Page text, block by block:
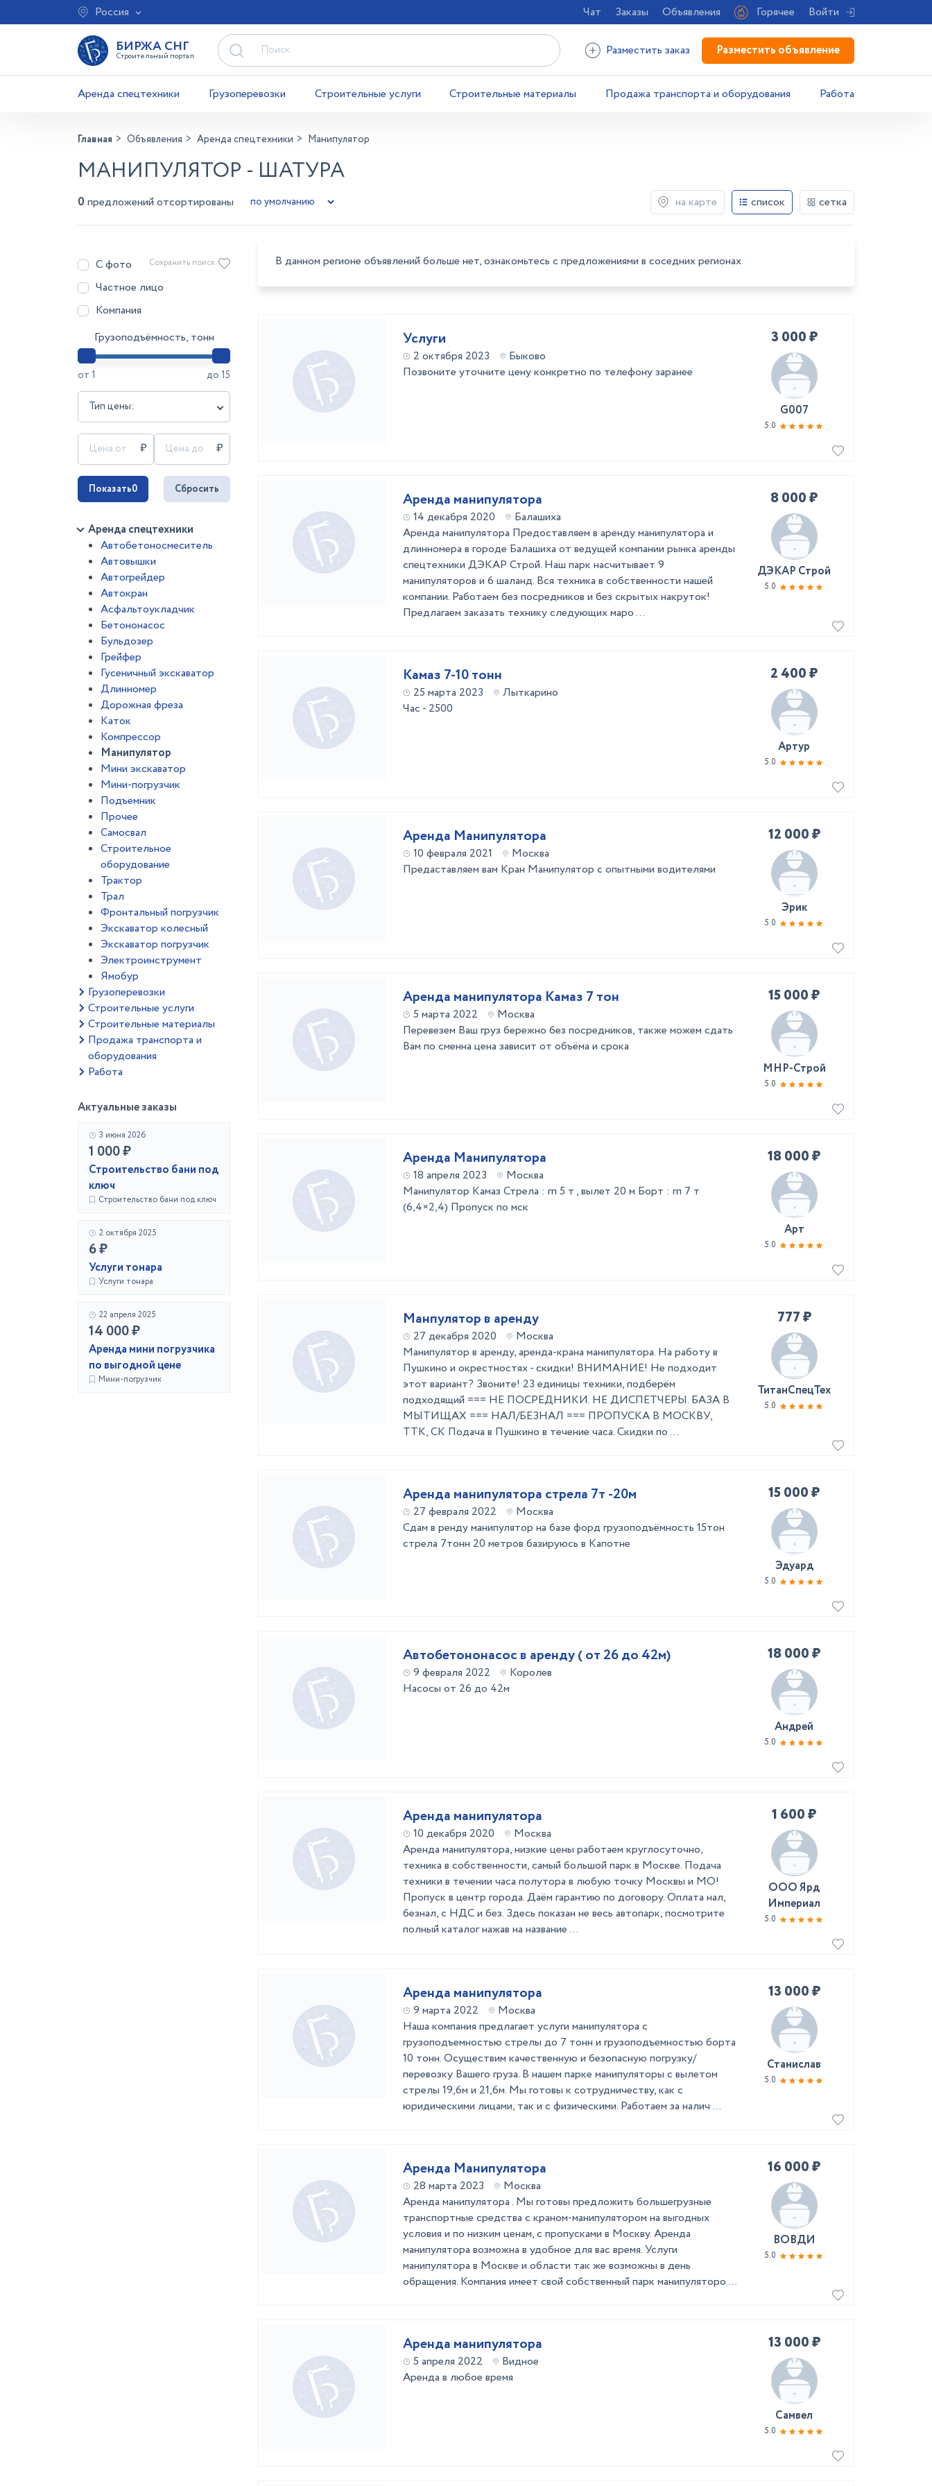
Россия Чат Заказы Объявления Горячее Войти
БИРЖА СНГ
Строительный портал Разместить заказ Разместить объявление
Аренда спецтехники Грузоперевозки Строительные услуги Строительные материалы Продажа транспорта и оборудования Работа
Главная Объявления Аренда спецтехники Манипулятор
МАНИПУЛЯТОР - ШАТУРА
0 предложений отсортированы на карте список сетка
С фото
Частное лицо
Компания
Грузоподъёмность, тонн
от 1 до 15
Тип цены:
Сохранить поиск
Показать0 Сбросить
Аренда спецтехники
Автобетоносмеситель
Автовышки
Автогрейдер
Автокран
Асфальтоукладчик
Бетононасос
Бульдозер
Грейфер
Гусеничный экскаватор
Длинномер
Дорожная фреза
Каток
Компрессор
Манипулятор
Мини экскаватор
Мини-погрузчик
Подъемник
Прочее
Самосвал
Строительное
оборудование
Трактор
Трал
Фронтальный погрузчик
Экскаватор колесный
Экскаватор погрузчик
Электроинструмент
Ямобур
Грузоперевозки
Строительные услуги
Строительные материалы
Продажа транспорта и
оборудования
Работа
Актуальные заказы
3 июня 2026
1 000 ₽
Строительство бани под
ключ
Строительство бани под ключ
2 октября 2025
6 ₽
Услуги тонара
Услуги тонара
22 апреля 2025
14 000 ₽
Аренда мини погрузчика
по выгодной цене
Мини-погрузчик
В данном регионе объявлений больше нет, ознакомьтесь с предложениями в соседних регионах
Услуги
2 октября 2023
Быково
Позвоните уточните цену конкретно по телефону заранее
3 000 ₽
G007
5.0
Аренда манипулятора
14 декабря 2020
Балашиха
Аренда манипулятора Предоставляем в аренду манипулятора и
длинномера в городе Балашиха от ведущей компании рынка аренды
спецтехники ДЭКАР Строй. Наш парк насчитывает 9
манипуляторов и 6 шаланд. Вся техника в собственности нашей
компании. Работаем без посредников и без скрытых накруток!
Предлагаем заказать технику следующих маро ...
8 000 ₽
ДЭКАР Строй
5.0
Камаз 7-10 тонн
25 марта 2023
Лыткарино
Час - 2500
2 400 ₽
Артур
5.0
Аренда Манипулятора
10 февраля 2021
Москва
Предаставляем вам Кран Манипулятор с опытными водителями
12 000 ₽
Эрик
5.0
Аренда манипулятора Камаз 7 тон
5 марта 2022
Москва
Перевезем Ваш груз бережно без посредников, также можем сдать
Вам по сменна цена зависит от объёма и срока
15 000 ₽
МНР-Строй
5.0
Аренда Манипулятора
18 апреля 2023
Москва
Манипулятор Камаз Стрела : гп 5 т , вылет 20 м Борт : гп 7 т
(6,4×2,4) Пропуск по мск
18 000 ₽
Арт
5.0
Манпулятор в аренду
27 декабря 2020
Москва
Манипулятор в аренду, аренда-крана манипулятора. На работу в
Пушкино и окрестностях - скидки! ВНИМАНИЕ! Не подходит
этот вариант? Звоните! 23 единицы техники, подберём
подходящий === НЕ ПОСРЕДНИКИ. НЕ ДИСПЕТЧЕРЫ. БАЗА В
МЫТИЩАХ === НАЛ/БЕЗНАЛ === ПРОПУСКА В МОСКВУ,
ТТК, СК Подача в Пушкино в течение часа. Скидки по ...
777 ₽
ТитанСпецТех
5.0
Аренда манипулятора стрела 7т -20м
27 февраля 2022
Москва
Сдам в ренду манипулятор на базе форд грузоподъёмность 15тон
стрела 7тонн 20 метров базируюсь в Капотне
15 000 ₽
Эдуард
5.0
Автобетононасос в аренду ( от 26 до 42м)
9 февраля 2022
Королев
Насосы от 26 до 42м
18 000 ₽
Андрей
5.0
Аренда манипулятора
10 декабря 2020
Москва
Аренда манипулятора, низкие цены работаем круглосуточно,
техника в собственности, самый большой парк в Москве. Подача
техники в течении часа полутора в любую точку Москвы и МО!
Пропуск в центр города. Даём гарантию по договору. Оплата нал,
безнал, с НДС и без. Здесь показан не весь автопарк, посмотрите
полный каталог нажав на название ...
1 600 ₽
ООО Ярд
Империал
5.0
Аренда манипулятора
9 марта 2022
Москва
Наша компания предлагает услуги манипулятора с
грузоподъемностью стрелы до 7 тонн и грузоподъемностью борта
10 тонн. Осуществим качественную и безопасную погрузку/
перевозку Вашего груза. В нашем парке манипуляторы с вылетом
стрелы 19,6м и 21,6м. Мы готовы к сотрудничеству, как с
юридическими лицами, так и с физическими. Работаем за налич ...
13 000 ₽
Станислав
5.0
Аренда Манипулятора
28 марта 2023
Москва
Аренда манипулятора . Мы готовы предложить большегрузные
транспортные средства с краном-манипулятором на выгодных
условия и по низким ценам, с пропусками в Москву. Аренда
манипулятора возможна в удобное для вас время. Услуги
манипулятора в Москве и области так же возможны в день
обращения. Компания имеет свой собственный парк манипуляторо ...
16 000 ₽
ВОВДИ
5.0
Аренда манипулятора
5 апреля 2022
Видное
Аренда в любое время
13 000 ₽
Самвел
5.0